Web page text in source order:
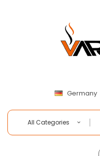
Germany
All Categories